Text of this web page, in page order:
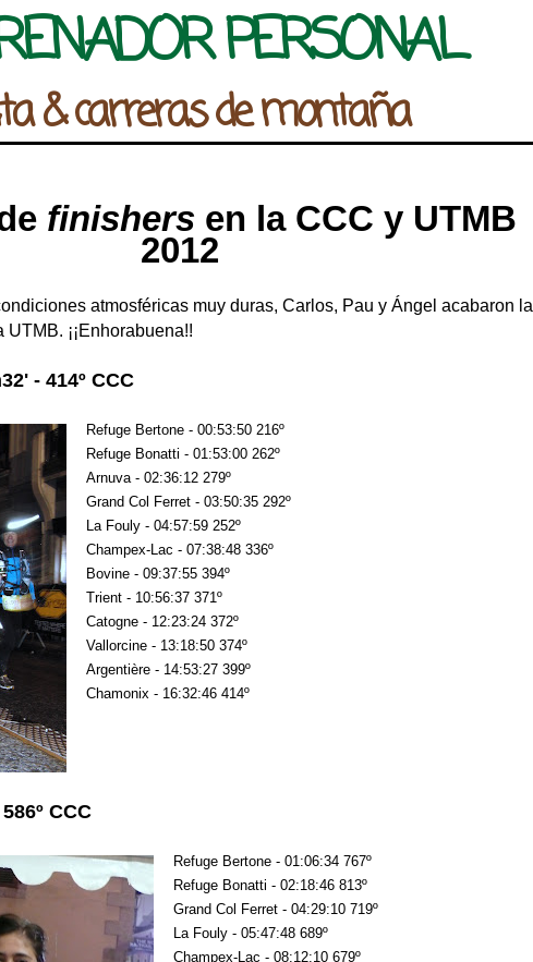
PERSONAL
& carreras de montaña
finishers en la CCC y UTMB
2012
atmosféricas muy duras, Carlos, Pau y Ángel acabaron la
¡¡Enhorabuena!!
- 414º CCC
Refuge Bertone - 00:53:50 216º
Refuge Bonatti - 01:53:00 262º
Arnuva - 02:36:12 279º
Grand Col Ferret - 03:50:35 292º
La Fouly - 04:57:59 252º
Champex-Lac - 07:38:48 336º
Bovine - 09:37:55 394º
Trient - 10:56:37 371º
Catogne - 12:23:24 372º
Vallorcine - 13:18:50 374º
Argentière - 14:53:27 399º
Chamonix - 16:32:46 414º
CCC
Refuge Bertone - 01:06:34 767º
Refuge Bonatti - 02:18:46 813º
Grand Col Ferret - 04:29:10 719º
La Fouly - 05:47:48 689º
Champex-Lac - 08:12:10 679º